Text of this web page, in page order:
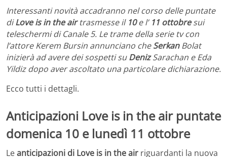
Interessanti novità accadranno nel corso delle puntate
diLove is in the airtrasmesse il 10e l’ 11 ottobresui
teleschermi di Canale 5. Le trame della serie tv con
l’attore Kerem Bursin annunciano cheSerkanBolat
inizierà ad avere dei sospetti suDenizSarachan e Eda
Yildiz dopo aver ascoltato una particolare dichiarazione.
Ecco tutti i dettagli.
Anticipazioni Love is in the air puntate
domenica 10 e lunedì 11 ottobre
Leanticipazioni di Love is in the air riguardanti la nuova